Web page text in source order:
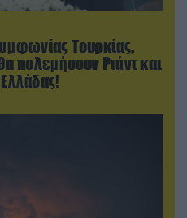
Τουρκίας,
πολεμήσουν Ριάντ και